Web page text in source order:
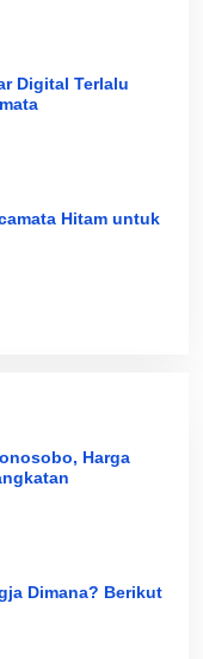
Digital Terlalu
Hitam untuk
Harga
Dimana? Berikut